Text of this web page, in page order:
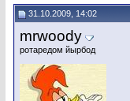
31.10.2009, 14:02
mrwoody
ротаредом йырбод